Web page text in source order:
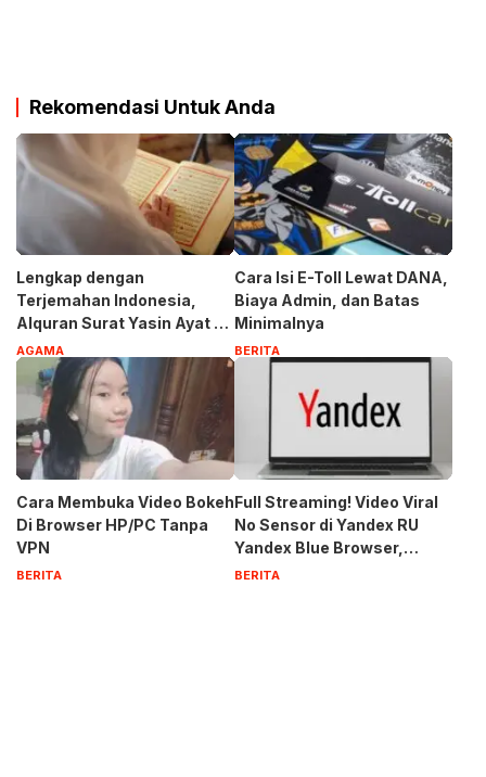
Rekomendasi Untuk Anda
Lengkap dengan
Terjemahan Indonesia,
Alquran Surat Yasin Ayat 1-
83
AGAMA
Cara Isi E-Toll Lewat DANA,
Biaya Admin, dan Batas
Minimalnya
BERITA
Cara Membuka Video Bokeh
Di Browser HP/PC Tanpa
VPN
BERITA
Full Streaming! Video Viral
No Sensor di Yandex RU
Yandex Blue Browser,
Privasi Aman Terbaru 2023
BERITA